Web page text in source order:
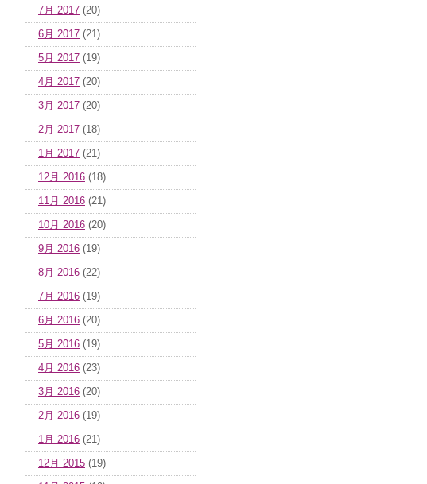
7月 2017 (20)
6月 2017 (21)
5月 2017 (19)
4月 2017 (20)
3月 2017 (20)
2月 2017 (18)
1月 2017 (21)
12月 2016 (18)
11月 2016 (21)
10月 2016 (20)
9月 2016 (19)
8月 2016 (22)
7月 2016 (19)
6月 2016 (20)
5月 2016 (19)
4月 2016 (23)
3月 2016 (20)
2月 2016 (19)
1月 2016 (21)
12月 2015 (19)